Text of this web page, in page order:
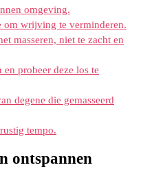
omgeving.
om wrijving te verminderen.
masseren, niet te zacht en
probeer deze los te
degene die gemasseerd
tempo.
ontspannen